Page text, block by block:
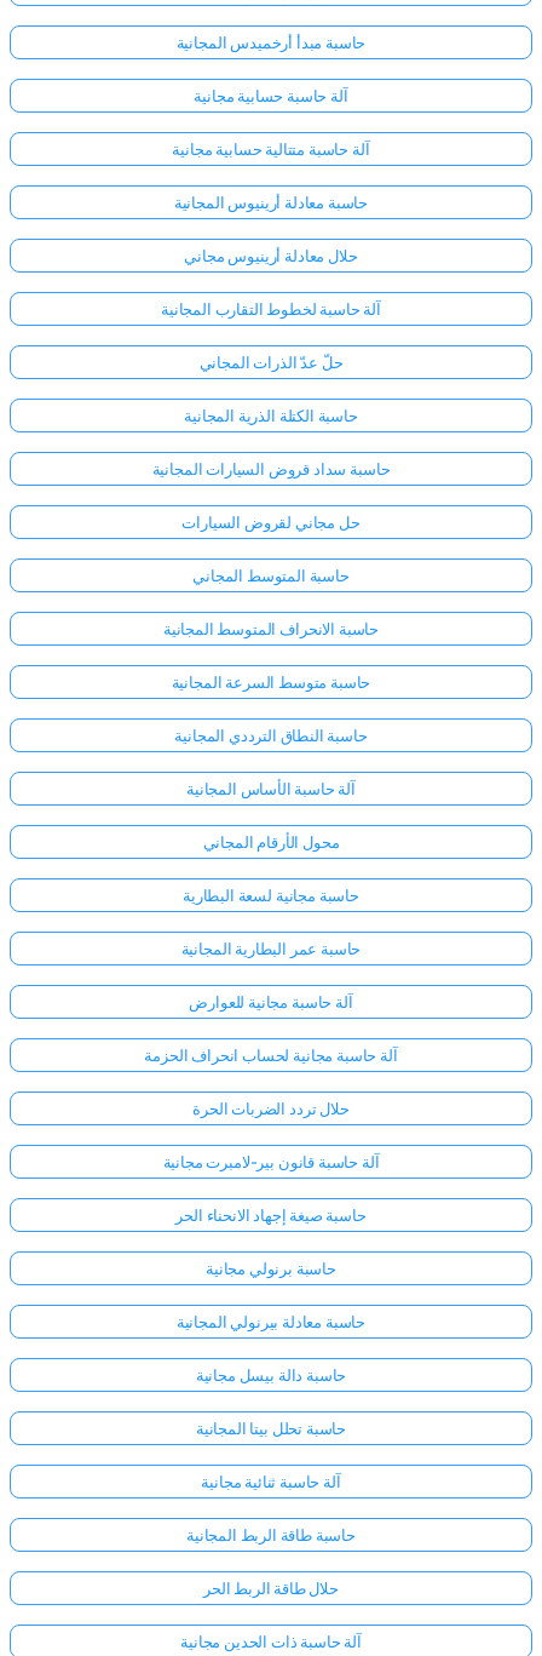
حاسبة مبدأ أرخميدس المجانية
آلة حاسبة حسابية مجانية
آلة حاسبة متتالية حسابية مجانية
حاسبة معادلة أرينيوس المجانية
حلال معادلة أرينيوس مجاني
آلة حاسبة لخطوط التقارب المجانية
حلّ عدّ الذرات المجاني
حاسبة الكتلة الذرية المجانية
حاسبة سداد قروض السيارات المجانية
حل مجاني لقروض السيارات
حاسبة المتوسط المجاني
حاسبة الانحراف المتوسط المجانية
حاسبة متوسط السرعة المجانية
حاسبة النطاق الترددي المجانية
آلة حاسبة الأساس المجانية
محول الأرقام المجاني
حاسبة مجانية لسعة البطارية
حاسبة عمر البطارية المجانية
آلة حاسبة مجانية للعوارض
آلة حاسبة مجانية لحساب انحراف الحزمة
حلال تردد الضربات الحرة
آلة حاسبة قانون بير-لامبرت مجانية
حاسبة صيغة إجهاد الانحناء الحر
حاسبة برنولي مجانية
حاسبة معادلة بيرنولي المجانية
حاسبة دالة بيسل مجانية
حاسبة تحلل بيتا المجانية
آلة حاسبة ثنائية مجانية
حاسبة طاقة الربط المجانية
حلال طاقة الربط الحر
آلة حاسبة ذات الحدين مجانية